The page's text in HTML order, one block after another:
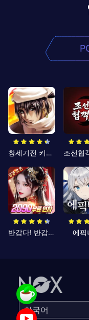
창세기전 키우기
반갑다! 반갑삼국지 에픽